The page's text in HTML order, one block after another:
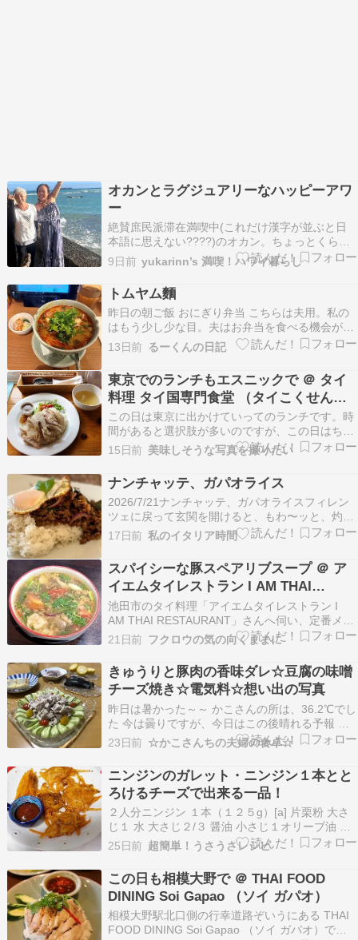
オカンとラグジュアリーなハッピーアワ
ー
絶賛庶民派滞在満喫中(これだけ漢字が並ぶと日
本語に思えない????)のオカン。ちょっとくらい
ラグジュアリーなリゾートハワイを感じて欲しい
な〜と思っていたら。。。友人が「ユミコさんも
一緒にいかが？」って誘ってくれ
た????????????いつもの会員制のクラブでハッ
ピーアワー??…
9日前 yukarinn’s 満喫！ハワイ暮らし
トムヤム麵
昨日の朝ご飯 おにぎり弁当 こちらは夫用。私の
はもう少し少な目。夫はお弁当を食べる機会が少
ないだろうからと、冷蔵庫にあるもので作ってみ
ました。 お昼ご飯 トムヤム麵＆生春巻き最近タ
イ料理を食べていないなと思っていたところで、
目的地に行く途中、通りすがりに見つけたタイ料
理屋さん。…
13日前 るーくんの日記
東京でのランチもエスニックで ＠ タイ
料理 タイ国専門食堂 （タイこくせんも
んしょくどう）
この日は東京に出かけていってのランチです。時
間があると選択肢が多いのですが、この日はちょ
っと出遅れてしまいました。ということで、目的
地の近所にある タイ料理の タイ国専門食堂 （タ
イこくせんもんしょくどう）へ。 この日も窓際の
カウンター席へ。平日の遅めのランチタイムです
が、店内…
15日前 美味しそうな写真を撮りたい
ナンチャッテ、ガパオライス
2026/7/21ナンチャッテ、ガパオライスフィレン
ツェに戻って玄関を開けると、もわ〜ッと、灼熱
の空気が、私を取り囲んだ。5階建の一番上。日
当たりが良好なゆえ、燦々と輝く太陽の恩恵を被
り、部屋の中はより一層、熱帯気圧に覆われてい
た。こんなに暑いのに、いや、暑いからか、スパ
イシー…
17日前 私のイタリア時間
スパイシーな豚スペアリブスープ ＠ ア
イエムタイレストラン I AM THAI
RESTAURANT（池田市）
池田市のタイ料理「アイエムタイレストラン I
AM THAI RESTAURANT」さんへ伺い、定番メニ
ューの中から、空心菜炒め ผักบุ้งไฟแดง とガパオ
ムークローブ ข้าวกะเพราหมูกรอบ を、新メニュ
ーの中から『スパイシーな豚スペアリブスープ
ต้มแซ…
21日前 フクロウの気の向くままに
きゅうりと豚肉の香味ダレ☆豆腐の味噌
チーズ焼き☆電気料☆想い出の写真
昨日は暑かった～～ かこさんの所は、36.2℃でし
た 今は曇りですが、今日はこの後晴れる予報 最
高気温35℃の山形市内 昨日と同じ感じかな？
我が家の7月の電気料金（オール電化） 6月11日
～07月12日（32日間）使用分 昼使用108kwh 夜
間使用144kwhで884…
23日前 ☆かこさんちの夫婦の食卓☆
ニンジンのガレット・ニンジン１本とと
ろけるチーズで出来る一品！
２人分ニンジン １本（１２５g）[a] 片栗粉 大さ
じ１ 水 大さじ２/３ 醤油 小さじ１オリーブ油 大
さじ１ １/２とろけるチーズ ３０g １．ニンジン
は、皮付きのまま千切りにし、ボウルに入れ、[a]
を加えて 混ぜ合わせる ↓２．フライパンにオリー
ブ油を中火で熱し、１をスプー…
25日前 超簡単！うさうさレシピ
この日も相模大野で ＠ THAI FOOD
DINING Soi Gapao （ソイ ガパオ）
相模大野駅北口側の行幸道路ぞいうにある THAI
FOOD DINING Soi Gapao （ソイ ガパオ）で